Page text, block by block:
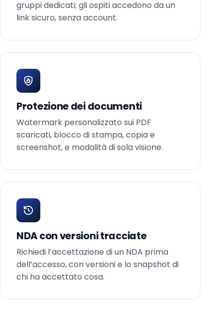
gruppi dedicati; gli ospiti accedono da un
link sicuro, senza account.
Protezione dei documenti
Watermark personalizzato sui PDF
scaricati, blocco di stampa, copia e
screenshot, e modalità di sola visione.
NDA con versioni tracciate
Richiedi l’accettazione di un NDA prima
dell’accesso, con versioni e lo snapshot di
chi ha accettato cosa.